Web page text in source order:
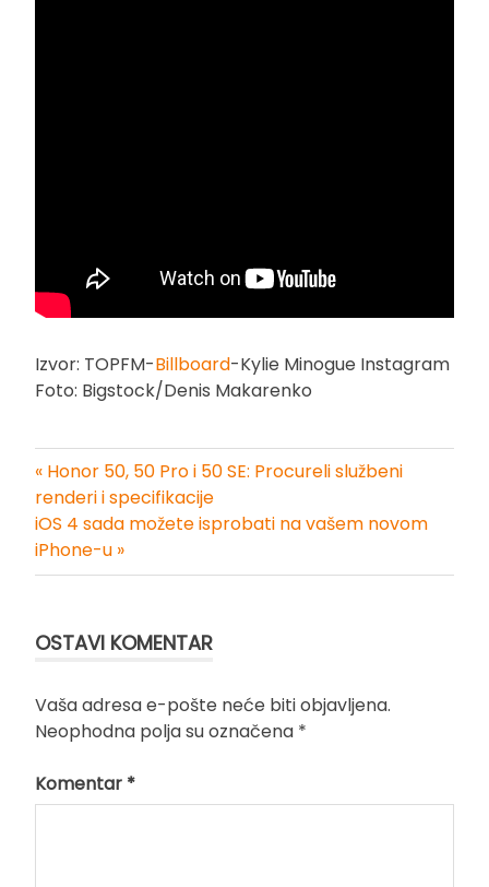
Izvor: TOPFM-Billboard-Kylie Minogue Instagram
Foto: Bigstock/Denis Makarenko
Kretanje
članka
« Honor 50, 50 Pro i 50 SE: Procureli službeni
renderi i specifikacije
iOS 4 sada možete isprobati na vašem novom
iPhone-u »
OSTAVI KOMENTAR
Vaša adresa e-pošte neće biti objavljena.
Neophodna polja su označena *
Komentar *